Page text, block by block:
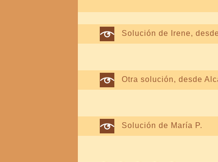
Solución de Irene,
Otra solución, desde
Solución de María P.